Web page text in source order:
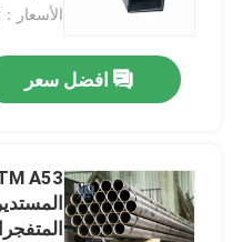
الأسعار：$400-
افضل سعر